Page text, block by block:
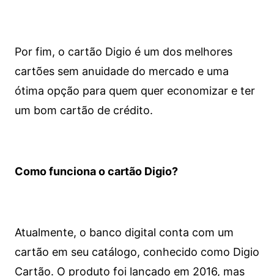
Por fim, o cartão Digio é um dos melhores
cartões sem anuidade do mercado e uma
ótima opção para quem quer economizar e ter
um bom cartão de crédito.
Como funciona o cartão Digio?
Atualmente, o banco digital conta com um
cartão em seu catálogo, conhecido como Digio
Cartão. O produto foi lançado em 2016, mas